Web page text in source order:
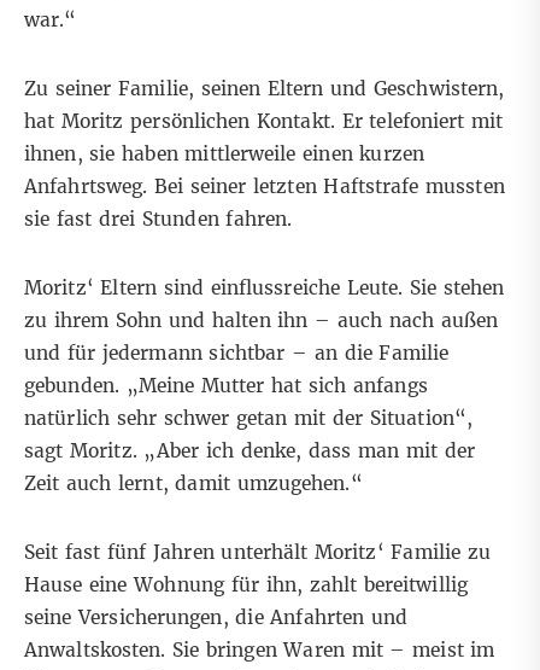
war.“
Zu seiner Familie, seinen Eltern und Geschwistern,
hat Moritz persönlichen Kontakt. Er telefoniert mit
ihnen, sie haben mittlerweile einen kurzen
Anfahrtsweg. Bei seiner letzten Haftstrafe mussten
sie fast drei Stunden fahren.
Moritz‘ Eltern sind einflussreiche Leute. Sie stehen
zu ihrem Sohn und halten ihn – auch nach außen
und für jedermann sichtbar – an die Familie
gebunden. „Meine Mutter hat sich anfangs
natürlich sehr schwer getan mit der Situation“,
sagt Moritz. „Aber ich denke, dass man mit der
Zeit auch lernt, damit umzugehen.“
Seit fast fünf Jahren unterhält Moritz‘ Familie zu
Hause eine Wohnung für ihn, zahlt bereitwillig
seine Versicherungen, die Anfahrten und
Anwaltskosten. Sie bringen Waren mit – meist im